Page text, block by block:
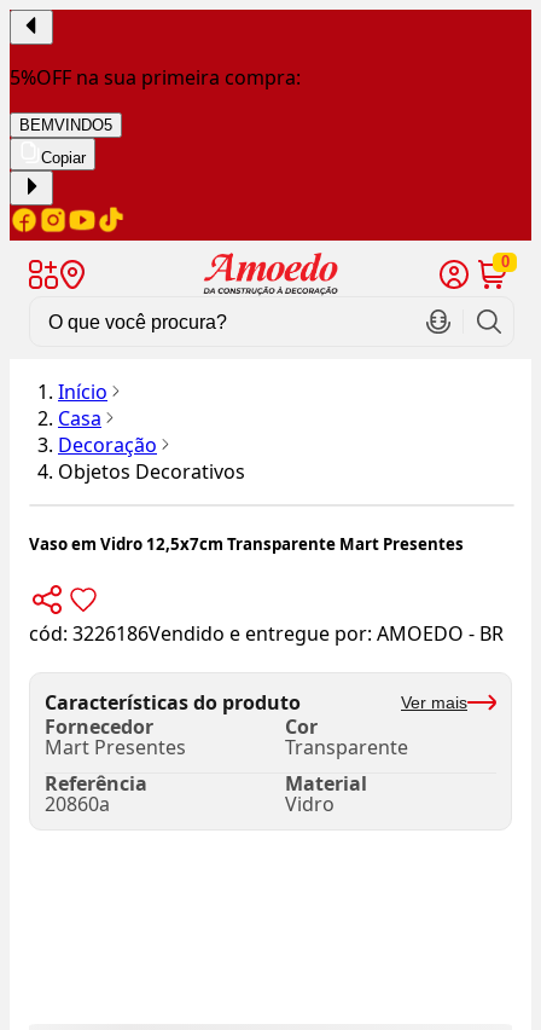
5%OFF na sua primeira compra:
BEMVINDO5
Copiar
0
Início
Casa
Decoração
Objetos Decorativos
Vaso em Vidro 12,5x7cm Transparente Mart Presentes
cód: 3226186Vendido e entregue por: AMOEDO - BR
Características do produto Ver mais
Fornecedor
Mart Presentes
Cor
Transparente
Referência
20860a
Material
Vidro